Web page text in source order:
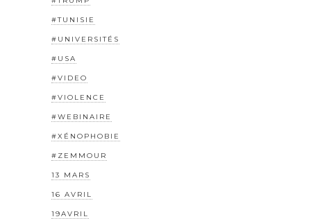
#TUNISIE
#UNIVERSITÉS
#USA
#VIDEO
#VIOLENCE
#WEBINAIRE
#XÉNOPHOBIE
#ZEMMOUR
13 MARS
16 AVRIL
19AVRIL